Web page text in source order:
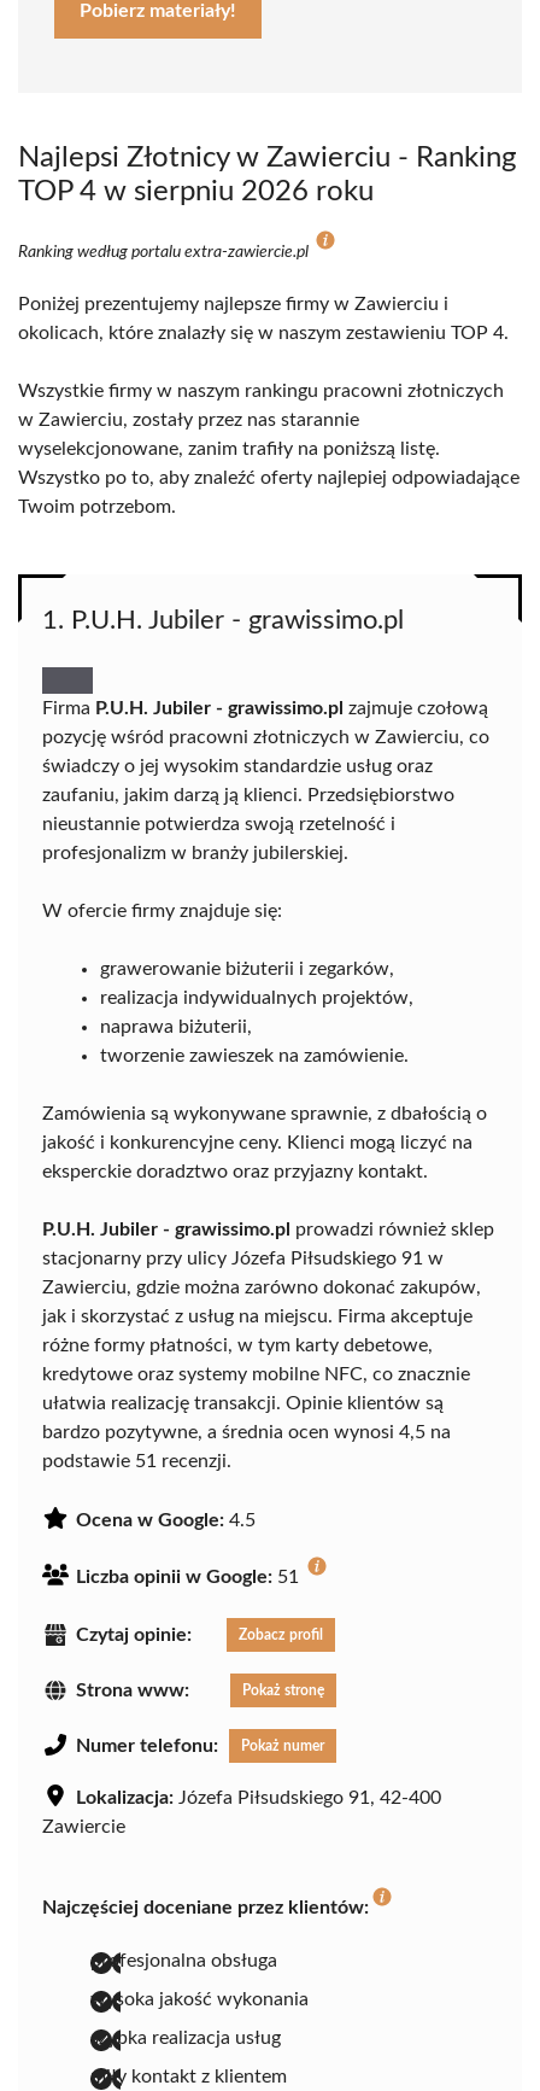
Pobierz materiały!
Najlepsi Złotnicy w Zawierciu - Ranking
TOP 4 w sierpniu 2026 roku
Ranking według portalu extra-zawiercie.pl
Poniżej prezentujemy najlepsze firmy w Zawierciu i
okolicach, które znalazły się w naszym zestawieniu TOP 4.
Wszystkie firmy w naszym rankingu pracowni złotniczych
w Zawierciu, zostały przez nas starannie
wyselekcjonowane, zanim trafiły na poniższą listę.
Wszystko po to, aby znaleźć oferty najlepiej odpowiadające
Twoim potrzebom.
1. P.U.H. Jubiler - grawissimo.pl
Firma P.U.H. Jubiler - grawissimo.pl zajmuje czołową
pozycję wśród pracowni złotniczych w Zawierciu, co
świadczy o jej wysokim standardzie usług oraz
zaufaniu, jakim darzą ją klienci. Przedsiębiorstwo
nieustannie potwierdza swoją rzetelność i
profesjonalizm w branży jubilerskiej.
W ofercie firmy znajduje się:
grawerowanie biżuterii i zegarków,
realizacja indywidualnych projektów,
naprawa biżuterii,
tworzenie zawieszek na zamówienie.
Zamówienia są wykonywane sprawnie, z dbałością o
jakość i konkurencyjne ceny. Klienci mogą liczyć na
eksperckie doradztwo oraz przyjazny kontakt.
P.U.H. Jubiler - grawissimo.pl prowadzi również sklep
stacjonarny przy ulicy Józefa Piłsudskiego 91 w
Zawierciu, gdzie można zarówno dokonać zakupów,
jak i skorzystać z usług na miejscu. Firma akceptuje
różne formy płatności, w tym karty debetowe,
kredytowe oraz systemy mobilne NFC, co znacznie
ułatwia realizację transakcji. Opinie klientów są
bardzo pozytywne, a średnia ocen wynosi 4,5 na
podstawie 51 recenzji.
Ocena w Google: 4.5
Liczba opinii w Google: 51
Czytaj opinie: Zobacz profil
Strona www: Pokaż stronę
Numer telefonu: Pokaż numer
Lokalizacja: Józefa Piłsudskiego 91, 42-400
Zawiercie
Najczęściej doceniane przez klientów:
profesjonalna obsługa
wysoka jakość wykonania
szybka realizacja usług
miły kontakt z klientem